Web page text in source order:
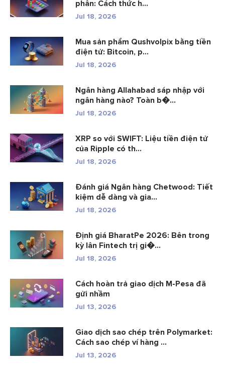
phân: Cách thức h...
Jul 18, 2026
Mua sản phẩm Qushvolpix bằng tiền
điện tử: Bitcoin, p...
Jul 18, 2026
Ngân hàng Allahabad sáp nhập với
ngân hàng nào? Toàn b�...
Jul 18, 2026
XRP so với SWIFT: Liệu tiền điện tử
của Ripple có th...
Jul 18, 2026
Đánh giá Ngân hàng Chetwood: Tiết
kiệm dễ dàng và gia...
Jul 18, 2026
Định giá BharatPe 2026: Bên trong
kỳ lân Fintech trị gi�...
Jul 18, 2026
Cách hoàn trả giao dịch M-Pesa đã
gửi nhầm
Jul 13, 2026
Giao dịch sao chép trên Polymarket:
Cách sao chép ví hàng ...
Jul 13, 2026